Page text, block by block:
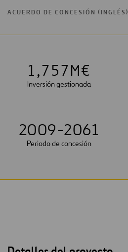
ACUERDO DE CONCESIÓN (INGLÉS)
1,757M€
Inversión gestionada
2009-2061
Periodo de concesión